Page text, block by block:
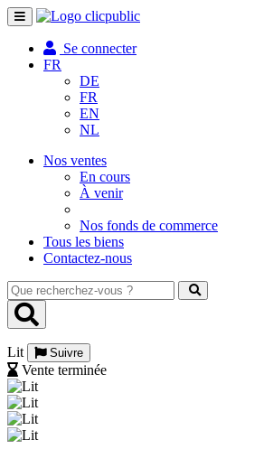
Toggle
navigation
Se connecter
FR
DE
FR
EN
NL
Nos ventes
En cours
À venir
Nos fonds de commerce
Tous les biens
Contactez-nous
Que
recherchez-
vous
Lit
Suivre
Vente terminée